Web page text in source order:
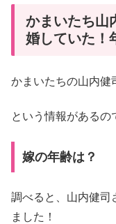
かまいたち山
婚していた！
かまいたちの山内健
という情報があるの
嫁の年齢は？
調べると、山内健司
ました！